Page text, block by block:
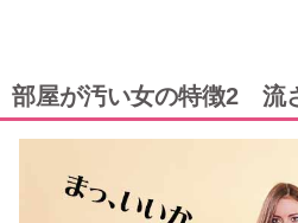
部屋が汚い女の特徴2 流